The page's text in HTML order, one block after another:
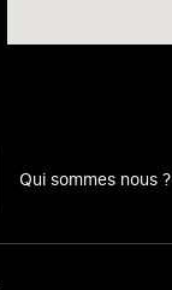
Qui sommes nous ?